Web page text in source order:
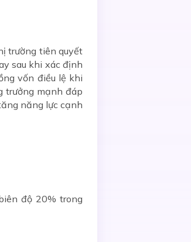
trường tiên quyết
sau khi xác định
vốn điều lệ khi
trưởng mạnh đáp
năng lực cạnh
độ 20% trong